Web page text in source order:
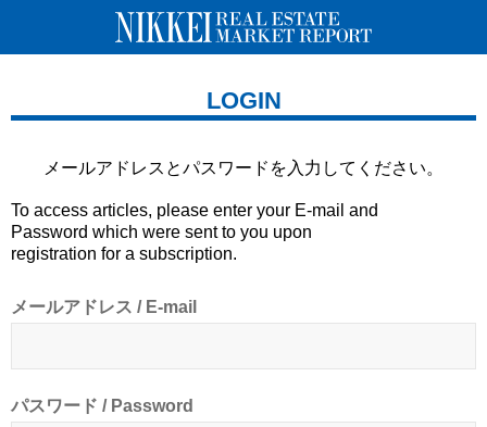
LOGIN
メールアドレスとパスワードを 入力してください。
To access articles, please enter your E-mail and
Password which were sent to you upon
registration for a subscription.
メールアドレス / E-mail
パスワード / Password